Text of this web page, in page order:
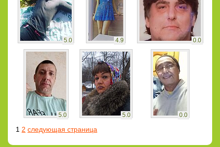
5.0 4.9 0.0
5.0 5.0 0.0
1 2 следующая страница